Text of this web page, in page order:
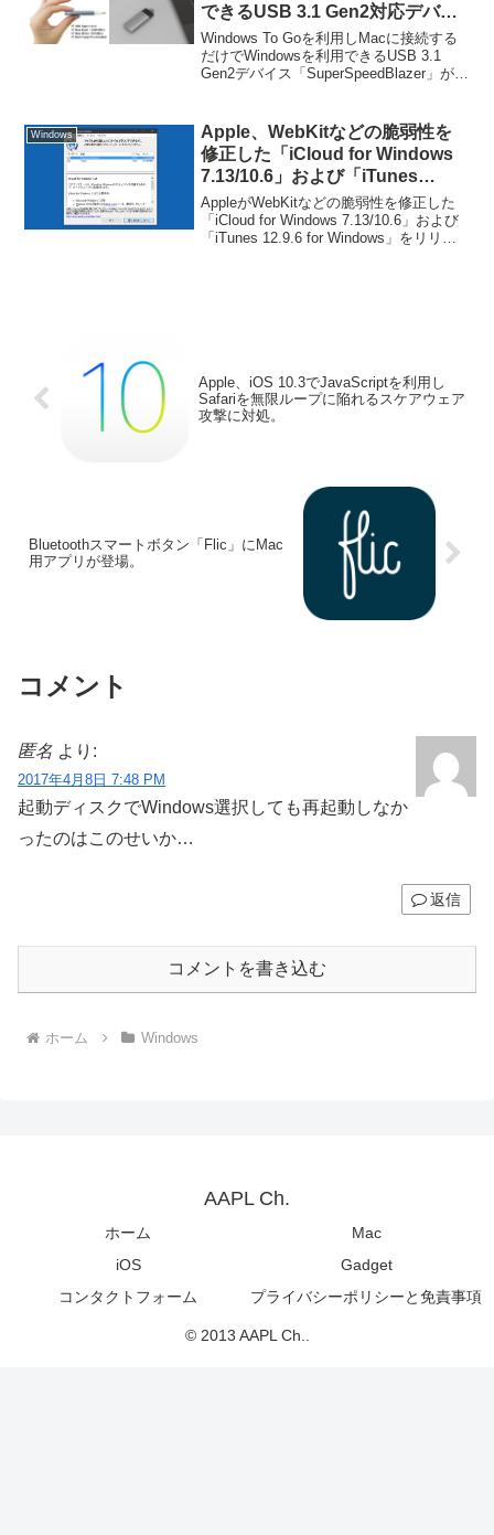
できるUSB 3.1 Gen2対応デバイ
ス「SuperSpeedBlazer」が登
場。
Windows To Goを利用しMacに接続する
だけでWindowsを利用できるUSB 3.1
Gen2デバイス「SuperSpeedBlazer」がク
Windows
Apple、WebKitなどの脆弱性を
修正した「iCloud for Windows
7.13/10.6」および「iTunes
12.9.6 for Windows」をリリー
ス。
AppleがWebKitなどの脆弱性を修正した
「iCloud for Windows 7.13/10.6」および
「iTunes 12.9.6 for Windows」をリリー
Apple、iOS 10.3でJavaScriptを利用し
Safariを無限ループに陥れるスケアウェア
攻撃に対処。
Bluetoothスマートボタン「Flic」にMac
用アプリが登場。
コメント
匿名 より:
2017年4月8日 7:48 PM
起動ディスクでWindows選択しても再起動しなか
ったのはこのせいか…
返信
コメントを書き込む
ホーム Windows
AAPL Ch.
ホーム
Mac
iOS
Gadget
コンタクトフォーム
プライバシーポリシーと免責事項
© 2013 AAPL Ch..